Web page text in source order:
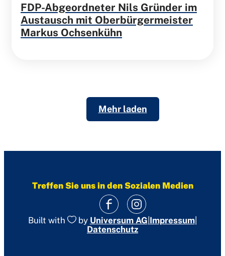
FDP-Abgeordneter Nils Gründer im
Austausch mit Oberbürgermeister
Markus Ochsenkühn
Mehr laden
Treffen Sie uns in den Sozialen Medien
Built with by Universum AG Impressum|
Datenschutz